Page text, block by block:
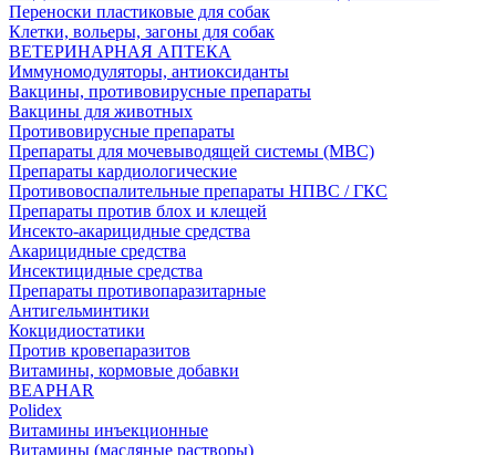
Переноски пластиковые для собак
Клетки, вольеры, загоны для собак
ВЕТЕРИНАРНАЯ АПТЕКА
Иммуномодуляторы, антиоксиданты
Вакцины, противовирусные препараты
Вакцины для животных
Противовирусные препараты
Препараты для мочевыводящей системы (МВС)
Препараты кардиологические
Противовоспалительные препараты НПВС / ГКС
Препараты против блох и клещей
Инсекто-акарицидные средства
Акарицидные средства
Инсектицидные средства
Препараты противопаразитарные
Антигельминтики
Кокцидиостатики
Против кровепаразитов
Витамины, кормовые добавки
BEAPHAR
Polidex
Витамины инъекционные
Витамины (масляные растворы)